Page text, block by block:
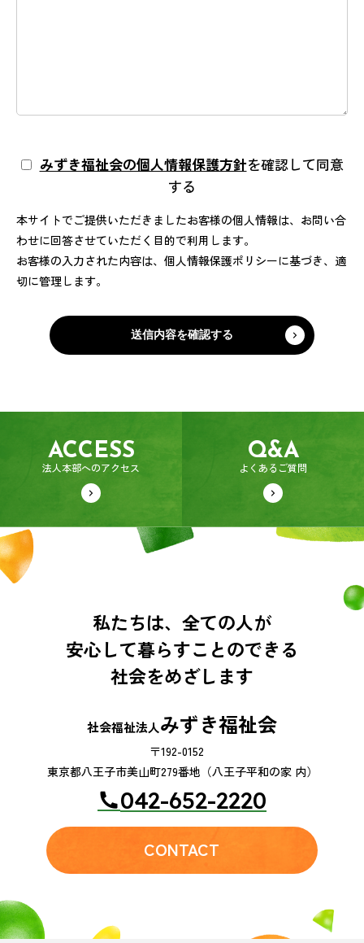
みずき福祉会の個人情報保護方針を確認して同意
する
本サイトでご提供いただきましたお客様の個人情報は、お問い合
わせに回答させていただく目的で利用します。
お客様の入力された内容は、個人情報保護ポリシーに基づき、適
切に管理します。
ACCESS
法人本部へのアクセス
Q&A
よくあるご質問
私たちは、全ての人が
安心して暮らすことのできる
社会をめざします
社会福祉法人みずき福祉会
〒192-0152
東京都八王子市美山町279番地（八王子平和の家 内）
042-652-2220
CONTACT